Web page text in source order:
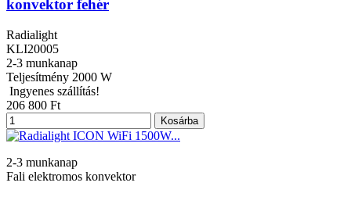
konvektor fehér
Radialight
KLI20005
2-3 munkanap
Teljesítmény 2000 W
Ingyenes szállítás!
206 800 Ft
Kosárba
2-3 munkanap
Fali elektromos konvektor